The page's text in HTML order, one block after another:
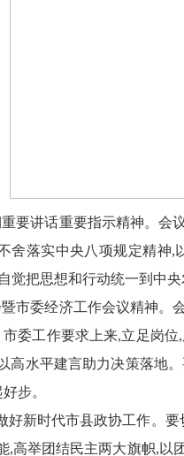
要讲话重要指示精神。会
舍落实中央八项规定精神
觉把思想和行动统一到中
市委经济工作会议精神。
委工作要求上来,立足岗
高水平建言助力决策落地
步。
好新时代市县政协工作。
,高举团结民主两大旗帜,